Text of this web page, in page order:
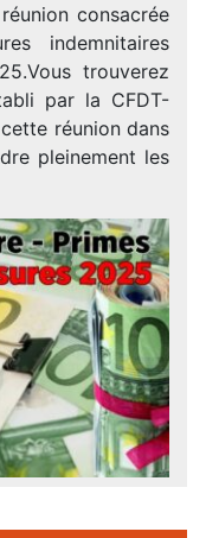
consacrée
indemnitaires
trouverez
par la CFDT-
réunion dans
pleinement les